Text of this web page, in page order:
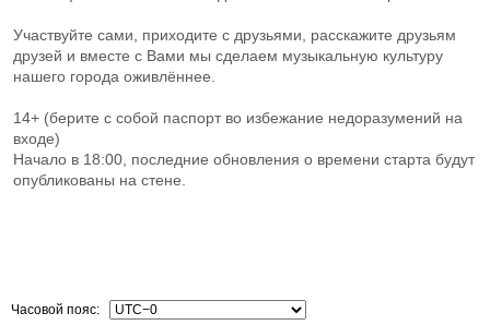
Участвуйте сами, приходите с друзьями, расскажите друзьям
друзей и вместе с Вами мы сделаем музыкальную культуру
нашего города оживлённее.
14+ (берите с собой паспорт во избежание недоразумений на
входе)
Начало в 18:00, последние обновления о времени старта будут
опубликованы на стене.
Часовой пояс: